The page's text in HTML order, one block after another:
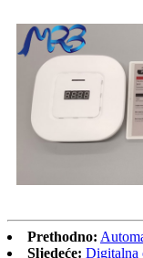
Prethodno:
Sljedeće: Digitalna